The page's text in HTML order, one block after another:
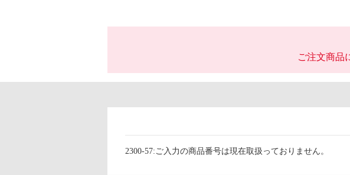
ご注文商品
2300-57:ご入力の商品番号は現在取扱っておりません。